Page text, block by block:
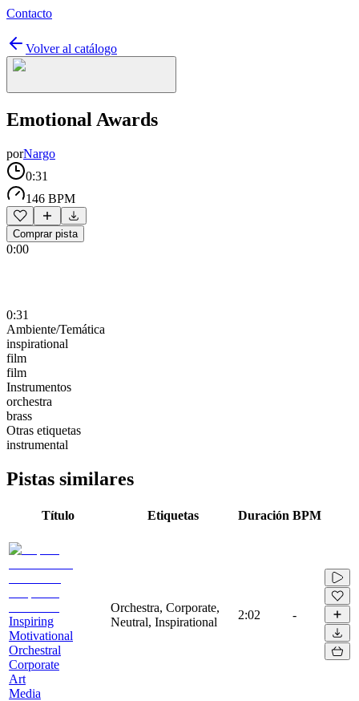
Contacto
Volver al catálogo
Emotional Awards
porNargo
0:31
146 BPM
Comprar pista
0:00
0:31
Ambiente/Temática
inspirational
film
film
Instrumentos
orchestra
brass
Otras etiquetas
instrumental
Pistas similares
Título Etiquetas Duración BPM
Inspiring
Motivational
Orchestral
Corporate
Art
Media
Orchestra, Corporate,
Neutral, Inspirational
2:02 -